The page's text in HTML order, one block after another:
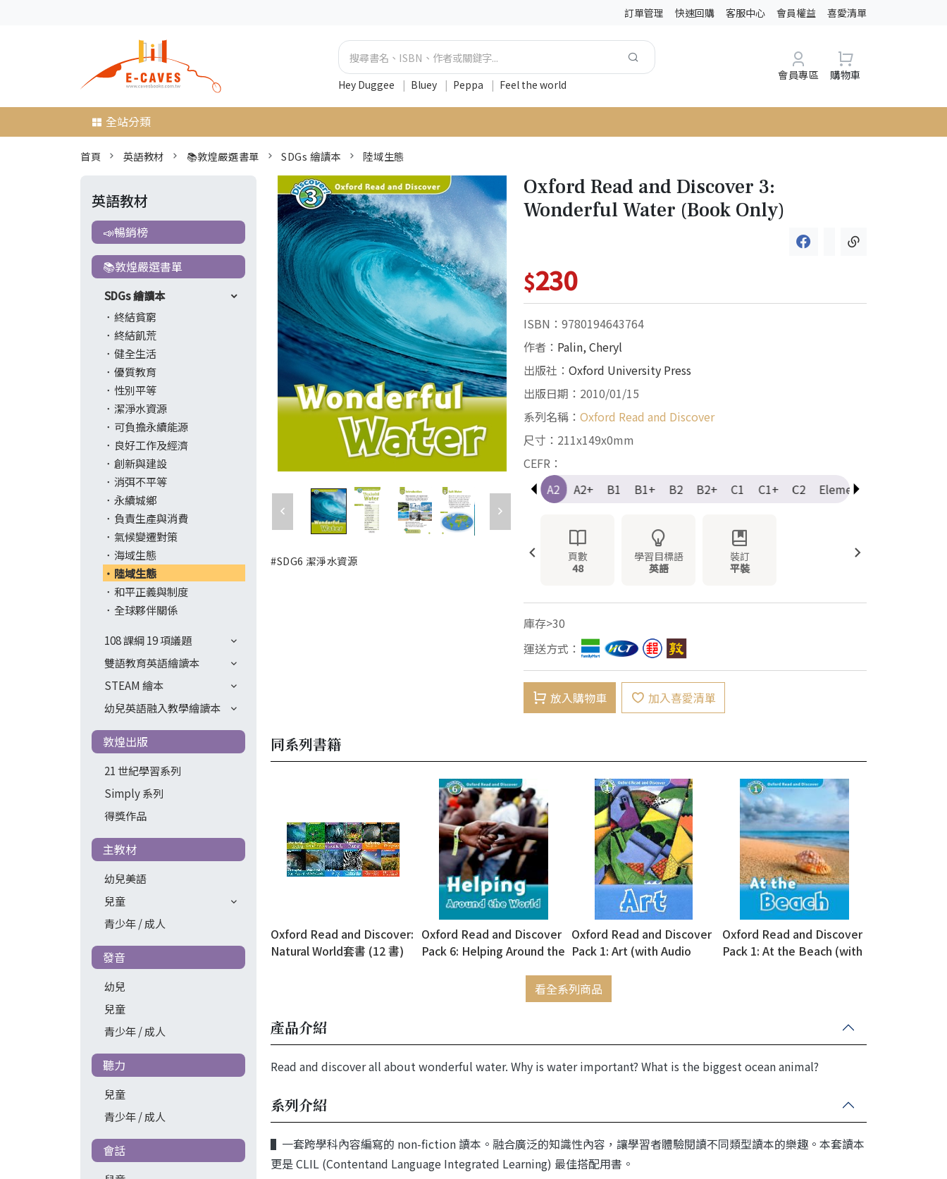
訂單管理 快速回購 客服中心 會員權益 喜愛清單
Hey Duggee | Bluey | Peppa | Feel the world
會員專區 購物車
全站分類
首頁 英語教材 📚敦煌嚴選書單 SDGs 繪讀本 陸域生態
英語教材
📣暢銷榜
📚敦煌嚴選書單
SDGs 繪讀本
終結貧窮
終結飢荒
健全生活
優質教育
性別平等
潔淨水資源
可負擔永續能源
良好工作及經濟
創新與建設
消弭不平等
永續城鄉
負責生產與消費
氣候變遷對策
海域生態
陸域生態
和平正義與制度
全球夥伴關係
108 課綱 19 項議題
雙語教育英語繪讀本
STEAM 繪本
幼兒英語融入教學繪讀本
敦煌出版
21 世紀學習系列
Simply 系列
得獎作品
主教材
幼兒美語
兒童
青少年 / 成人
發音
幼兒
兒童
青少年 / 成人
聽力
兒童
青少年 / 成人
會話
#SDG6 潔淨水資源
Oxford Read and Discover 3:
Wonderful Water (Book Only)
$230
ISBN：9780194643764
作者： Palin, Cheryl
出版社：Oxford University Press
出版日期：2010/01/15
系列名稱：Oxford Read and Discover
尺寸：211x149x0mm
CEFR：
Pre-A1
A1 A1+ A2 A2+ B1 B1+ B2 B2+ C1 C1+ C2 Elementary
頁數
48
學習目標語
英語
裝訂
平裝
庫存>30
運送方式：
放入購物車 加入喜愛清單
同系列書籍
Oxford Read and Discover:
Natural World套書 (12 書)
Oxford Read and Discover
Pack 6: Helping Around the
Download Access Code)
Oxford Read and Discover
Pack 1: Art (with Audio
Oxford Read and Discover
Pack 1: At the Beach (with
看全系列商品
產品介紹
Read and discover all about wonderful water. Why is water important? What is the biggest ocean animal?
系列介紹
▌一套跨學科內容編寫的 non-fiction 讀本。融合廣泛的知識性內容，讓學習者體驗閱讀不同類型讀本的樂趣。本套讀本
更是 CLIL (Contentand Language Integrated Learning) 最佳搭配用書。